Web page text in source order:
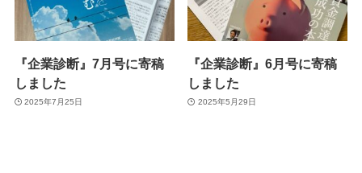
『企業診断』7月号に寄稿
しました
2025年7月25日
『企業診断』6月号に寄稿
しました
2025年5月29日